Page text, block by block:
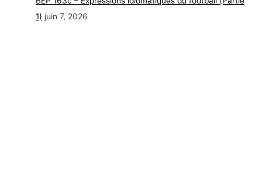
1) juin 7, 2026